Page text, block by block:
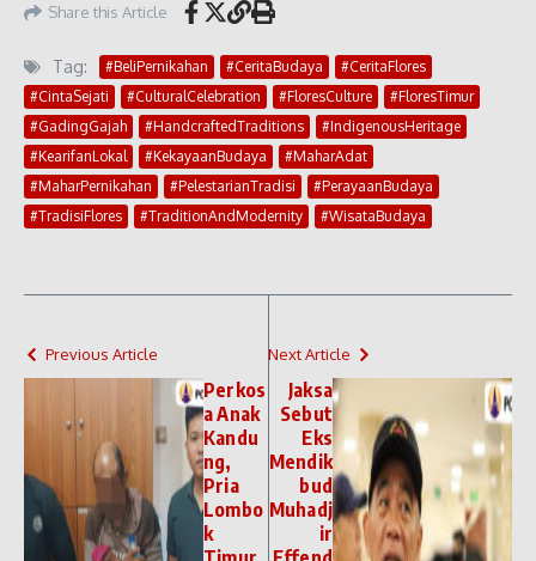
Share this Article
Tag: #BeliPernikahan #CeritaBudaya
#CeritaFlores
#CintaSejati
#CulturalCelebration #FloresCulture
#FloresTimur
#GadingGajah
#HandcraftedTraditions
#IndigenousHeritage
#KearifanLokal
#KekayaanBudaya
#MaharAdat
#MaharPernikahan
#PelestarianTradisi
#PerayaanBudaya
#TradisiFlores
#TraditionAndModernity #WisataBudaya
Previous Article
Perkos
a Anak
Kandu
ng,
Pria
Lombo
k
Next Article
Jaksa
Sebut
Eks
Mendik
bud
Muhadj
ir